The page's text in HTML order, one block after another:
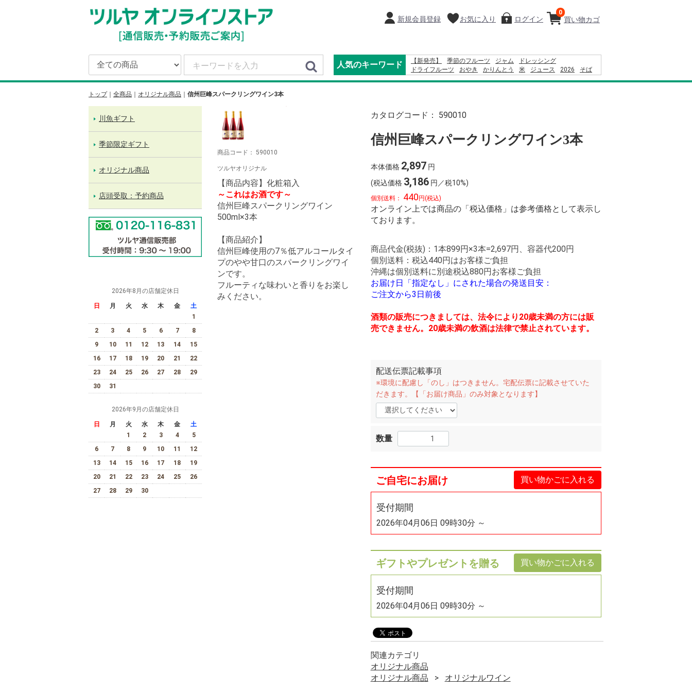
買い物カゴ
0
新規会員登録 お気に入り ログイン
人気のキーワード 【新発売】 季節のフルーツ ジャム
ドレッシング
ドライフルーツ
おやき かりんとう 米 ジュース 2026
そば
トップ
全商品 オリジナル商品 信州巨峰スパークリングワイン3本
川魚ギフト
季節限定ギフト
オリジナル商品
店頭受取：予約商品
2026年8月の店舗定休日
日 月 火 水 木 金
土
1
2
3 4 5 6 7
8
9
10 11 12 13 14
15
16
17 18 19 20 21
22
23
24 25 26 27 28
29
30
31
2026年9月の店舗定休日
日 月 火 水 木 金
土
1
2 3 4
5
6
7 8 9 10 11
12
13
14 15 16 17 18
19
20
21 22 23 24 25
26
27
28 29 30
カタログコード： 590010
信州巨峰スパークリングワイン3本
本体価格 2,897 円
(税込価格 3,186円／税10%)
個別送料： 440 円(税込)
オンライン上では商品の「税込価格」は参考価格として表示し
ております。
商品代金(税抜)：1本899円×3本=2,697円、容器代200円
個別送料：税込440円はお客様ご負担
沖縄は個別送料に別途税込880円お客様ご負担
お届け日「指定なし」にされた場合の発送目安：
ご注文から3日前後
酒類の販売につきましては、法令により20歳未満の方には販
売できません。20歳未満の飲酒は法律で禁止されています。
配送伝票記載事項
※環境に配慮し「のし」はつきません。宅配伝票に記載させていた
だきます。【「お届け商品」のみ対象となります】
数量
ご自宅にお届け 買い物かごに入れる
受付期間
2026年04月06日 09時30分 ～
ギフトやプレゼントを贈る 買い物かごに入れる
受付期間
2026年04月06日 09時30分 ～
商品コード： 590010
ツルヤオリジナル
【商品内容】化粧箱入
～これはお酒です～
信州巨峰スパークリングワイン
500ml×3本
【商品紹介】
信州巨峰使用の7％低アルコールタイ
プのやや甘口のスパークリングワイ
ンです。
フルーティな味わいと香りをお楽し
みください。
関連カテゴリ
オリジナル商品
オリジナル商品
オリジナルワイン